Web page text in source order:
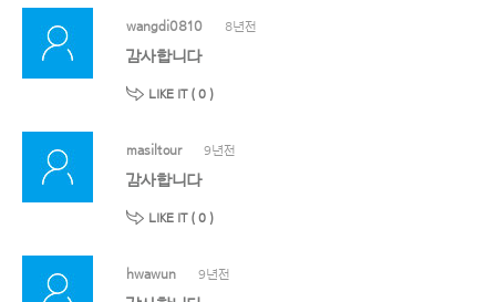
wangdi0810 8년전
감사합니다
LIKE IT ( 0 )
masiltour 9년전
감사합니다
LIKE IT ( 0 )
hwawun 9년전